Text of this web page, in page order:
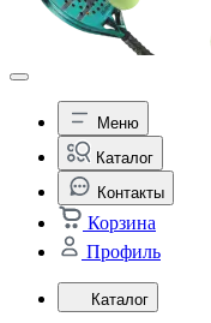
Меню
Каталог
Контакты
Корзина
Профиль
Каталог